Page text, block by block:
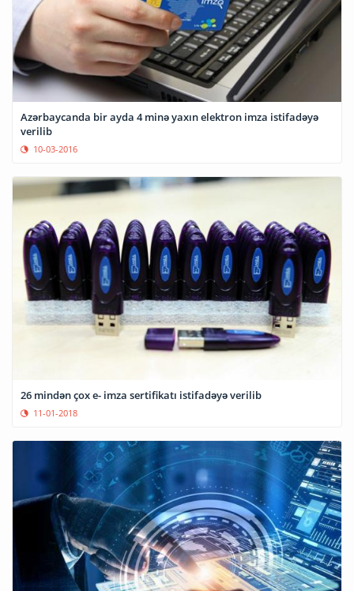
Azərbaycanda bir ayda 4 minə yaxın elektron imza istifadəyə
verilib
10-03-2016
26 mindən çox e- imza sertifikatı istifadəyə verilib
11-01-2018